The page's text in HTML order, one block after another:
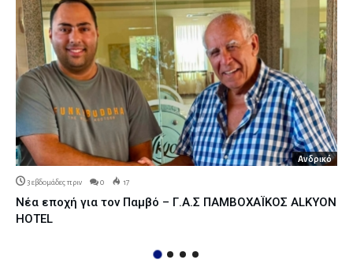
Ανδρικό
3 εβδομάδες πριν 0 17
Νέα εποχή για τον Παμβό – Γ.Α.Σ ΠΑΜΒΟΧΑΪΚΟΣ ALKYON
HOTEL